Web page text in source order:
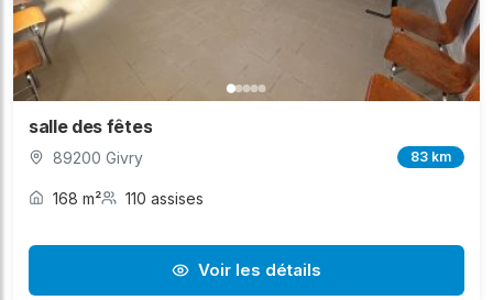
salle des fêtes
89200 Givry 83 km
168 m² 110 assises
Voir les détails